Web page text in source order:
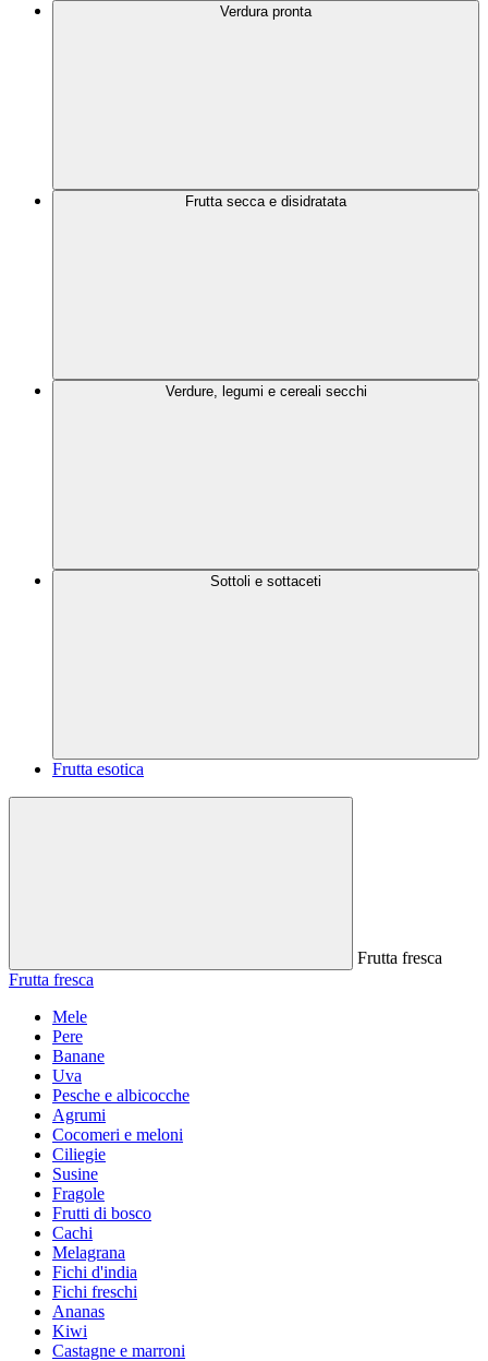
Verdura pronta
Frutta secca e disidratata
Verdure, legumi e cereali secchi
Sottoli e sottaceti
Frutta esotica
Frutta fresca
Frutta fresca
Mele
Pere
Banane
Uva
Pesche e albicocche
Agrumi
Cocomeri e meloni
Ciliegie
Susine
Fragole
Frutti di bosco
Cachi
Melagrana
Fichi d'india
Fichi freschi
Ananas
Kiwi
Castagne e marroni